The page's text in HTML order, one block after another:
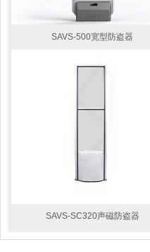
SAVS-500宽型防盗器
SAVS-SC320声磁防盗器